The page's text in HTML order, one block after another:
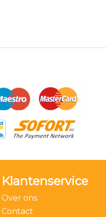
Klantenservice
Over ons
Contact